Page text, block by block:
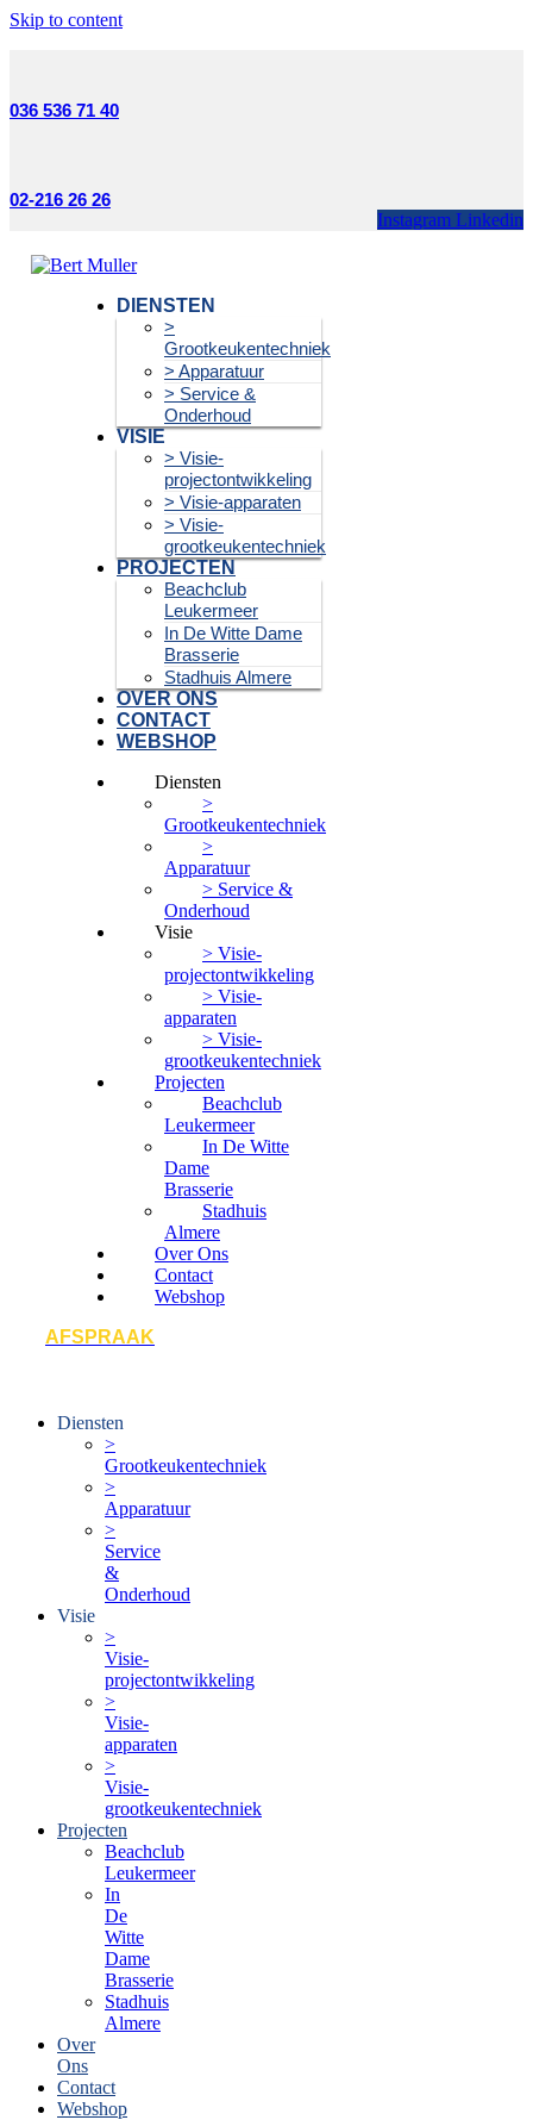
Skip to content
036 536 71 40
02-216 26 26
Instagram Linkedin
DIENSTEN
>
Grootkeukentechniek
> Apparatuur
> Service &
Onderhoud
VISIE
> Visie-
projectontwikkeling
> Visie-apparaten
> Visie-
grootkeukentechniek
PROJECTEN
Beachclub
Leukermeer
In De Witte Dame
Brasserie
Stadhuis Almere
OVER ONS
CONTACT
WEBSHOP
Diensten
>
Grootkeukentechniek
>
Apparatuur
> Service &
Onderhoud
Visie
> Visie-
projectontwikkeling
> Visie-
apparaten
> Visie-
grootkeukentechniek
Projecten
Beachclub
Leukermeer
In De Witte
Dame
Brasserie
Stadhuis
Almere
Over Ons
Contact
Webshop
AFSPRAAK
Diensten
>
Grootkeukentechniek
>
Apparatuur
>
Service
&
Onderhoud
Visie
>
Visie-
projectontwikkeling
>
Visie-
apparaten
>
Visie-
grootkeukentechniek
Projecten
Beachclub
Leukermeer
In
De
Witte
Dame
Brasserie
Stadhuis
Almere
Over
Ons
Contact
Webshop